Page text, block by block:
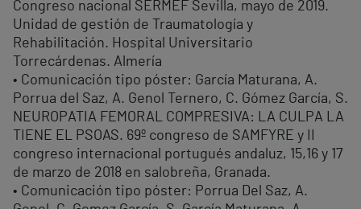
Congreso nacional SERMEF Sevilla, mayo de 2019.
Unidad de gestión de Traumatología y
Rehabilitación. Hospital Universitario
Torrecárdenas. Almería
• Comunicación tipo póster: García Maturana, A.
Porrua del Saz, A. Genol Ternero, C. Gómez García, S.
NEUROPATIA FEMORAL COMPRESIVA: LA CULPA LA
TIENE EL PSOAS. 69º congreso de SAMFYRE y II
congreso internacional portugués andaluz, 15,16 y 17
de marzo de 2018 en salobreña, Granada.
• Comunicación tipo póster: Porrua Del Saz, A.